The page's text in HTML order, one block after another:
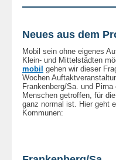
Neues aus dem
Mobil sein ohne eigenes
Klein- und Mittelstädten
mobil gehen wir dieser
Wochen
Frankenberg/Sa. und
Menschen getroffen, für
ganz normal ist. Hier geht
Kommunen: